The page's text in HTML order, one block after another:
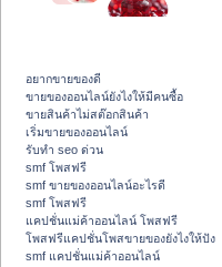
อยากขายของดี
ขายของออนไลน์ยังไงให้มีคนซื้อ
ขายสินค้าไม่สต๊อกสินค้า
เริ่มขายของออนไลน์
รับทำ seo ด่วน
smf โพสฟรี
smf ขายของออนไลน์อะไรดี
smf โพสฟรี
แคปชั่นแม่ค้าออนไลน์ โพสฟรี
โพสฟรีแคปชั่นโพสขายของยังไงให้ปัง
smf แคปชั่นแม่ค้าออนไลน์